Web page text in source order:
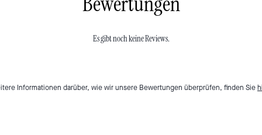
Bewertungen
Es gibt noch keine Reviews.
Informationen darüber, wie wir unsere Bewertungen überprüfen, finden Sie